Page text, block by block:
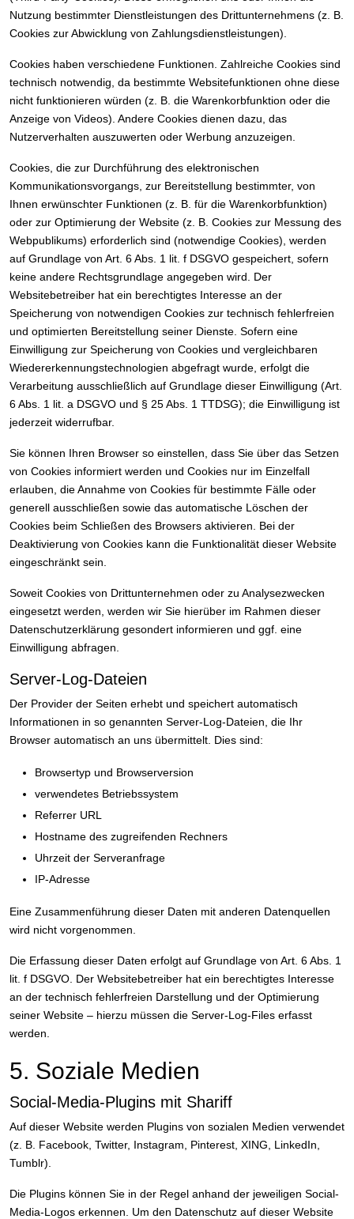
Nutzung bestimmter Dienstleistungen des Drittunternehmens (z. B.
Cookies zur Abwicklung von Zahlungsdienstleistungen).
Cookies haben verschiedene Funktionen. Zahlreiche Cookies sind
technisch notwendig, da bestimmte Websitefunktionen ohne diese
nicht funktionieren würden (z. B. die Warenkorbfunktion oder die
Anzeige von Videos). Andere Cookies dienen dazu, das
Nutzerverhalten auszuwerten oder Werbung anzuzeigen.
Cookies, die zur Durchführung des elektronischen
Kommunikationsvorgangs, zur Bereitstellung bestimmter, von
Ihnen erwünschter Funktionen (z. B. für die Warenkorbfunktion)
oder zur Optimierung der Website (z. B. Cookies zur Messung des
Webpublikums) erforderlich sind (notwendige Cookies), werden
auf Grundlage von Art. 6 Abs. 1 lit. f DSGVO gespeichert, sofern
keine andere Rechtsgrundlage angegeben wird. Der
Websitebetreiber hat ein berechtigtes Interesse an der
Speicherung von notwendigen Cookies zur technisch fehlerfreien
und optimierten Bereitstellung seiner Dienste. Sofern eine
Einwilligung zur Speicherung von Cookies und vergleichbaren
Wiedererkennungstechnologien abgefragt wurde, erfolgt die
Verarbeitung ausschließlich auf Grundlage dieser Einwilligung (Art.
6 Abs. 1 lit. a DSGVO und § 25 Abs. 1 TTDSG); die Einwilligung ist
jederzeit widerrufbar.
Sie können Ihren Browser so einstellen, dass Sie über das Setzen
von Cookies informiert werden und Cookies nur im Einzelfall
erlauben, die Annahme von Cookies für bestimmte Fälle oder
generell ausschließen sowie das automatische Löschen der
Cookies beim Schließen des Browsers aktivieren. Bei der
Deaktivierung von Cookies kann die Funktionalität dieser Website
eingeschränkt sein.
Soweit Cookies von Drittunternehmen oder zu Analysezwecken
eingesetzt werden, werden wir Sie hierüber im Rahmen dieser
Datenschutzerklärung gesondert informieren und ggf. eine
Einwilligung abfragen.
Server-Log-Dateien
Der Provider der Seiten erhebt und speichert automatisch
Informationen in so genannten Server-Log-Dateien, die Ihr
Browser automatisch an uns übermittelt. Dies sind:
Browsertyp und Browserversion
verwendetes Betriebssystem
Referrer URL
Hostname des zugreifenden Rechners
Uhrzeit der Serveranfrage
IP-Adresse
Eine Zusammenführung dieser Daten mit anderen Datenquellen
wird nicht vorgenommen.
Die Erfassung dieser Daten erfolgt auf Grundlage von Art. 6 Abs. 1
lit. f DSGVO. Der Websitebetreiber hat ein berechtigtes Interesse
an der technisch fehlerfreien Darstellung und der Optimierung
seiner Website – hierzu müssen die Server-Log-Files erfasst
werden.
5. Soziale Medien
Social-Media-Plugins mit Shariff
Auf dieser Website werden Plugins von sozialen Medien verwendet
(z. B. Facebook, Twitter, Instagram, Pinterest, XING, LinkedIn,
Tumblr).
Die Plugins können Sie in der Regel anhand der jeweiligen Social-
Media-Logos erkennen. Um den Datenschutz auf dieser Website